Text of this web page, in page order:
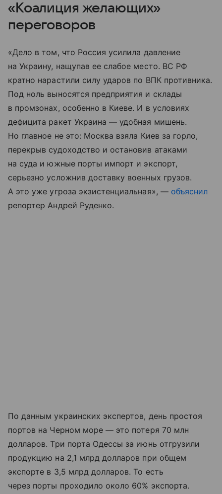
«Коалиция желающих»
переговоров
«Дело в том, что Россия усилила давление
на Украину, нащупав ее слабое место. ВС РФ
кратно нарастили силу ударов по ВПК противника.
Под ноль выносятся предприятия и склады
в промзонах, особенно в Киеве. И в условиях
дефицита ракет Украина — удобная мишень.
Но главное не это: Москва взяла Киев за горло,
перекрыв судоходство и остановив атаками
на суда и южные порты импорт и экспорт,
серьезно усложнив доставку военных грузов.
А это уже угроза экзистенциальная», — объяснил
репортер Андрей Руденко.
По данным украинских экспертов, день простоя
портов на Черном море — это потеря 70 млн
долларов. Три порта Одессы за июнь отгрузили
продукцию на 2,1 млрд долларов при общем
экспорте в 3,5 млрд долларов. То есть
через порты проходило около 60% экспорта.